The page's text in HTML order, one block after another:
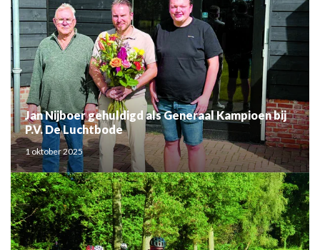
Jan Nijboer gehuldigd als Generaal Kampioen bij
P.V. De Luchtbode
1 oktober 2025